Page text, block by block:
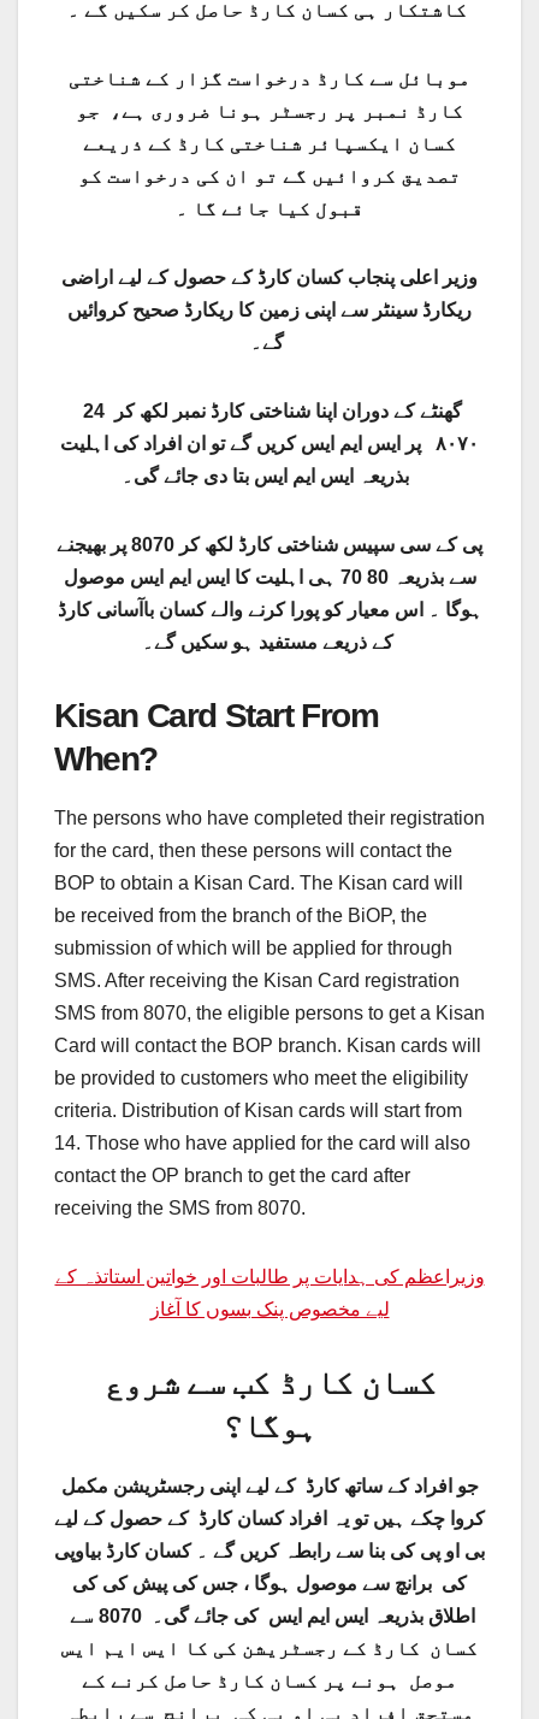
موبائل سے کارڈ درخواست گزار کے شناختی
کارڈ نمبر پر رجسٹر ہونا ضروری ہے، جو
کسان ایکسپائر شناختی کارڈ کے ذریعے
تصدیق کروائیں گے تو ان کی درخواست کو
قبول کیا جائے گا ۔
وزیر اعلی پنجاب کسان کارڈ کے حصول کے لیے اراضی
ریکارڈ سینٹر سے اپنی زمین کا ریکارڈ صحیح کروائیں
گے۔
24 گھنٹے کے دوران اپنا شناختی کارڈ نمبر لکھ کر
۸۰۷۰ پر ایس ایم ایس کریں گے تو ان افراد کی اہلیت
بذریعہ ایس ایم ایس بتا دی جائے گی۔
پی کے سی سپیس شناختی کارڈ لکھ کر 8070 پر بھیجنے
سے بذریعہ 80 70 ہی اہلیت کا ایس ایم ایس موصول
ہوگا ۔ اس معیار کو پورا کرنے والے کسان باآسانی کارڈ
کے ذریعے مستفید ہو سکیں گے۔
Kisan Card Start From
When?
The persons who have completed their registration
for the card, then these persons will contact the
BOP to obtain a Kisan Card. The Kisan card will
be received from the branch of the BiOP, the
submission of which will be applied for through
SMS. After receiving the Kisan Card registration
SMS from 8070, the eligible persons to get a Kisan
Card will contact the BOP branch. Kisan cards will
be provided to customers who meet the eligibility
criteria. Distribution of Kisan cards will start from
14. Those who have applied for the card will also
contact the OP branch to get the card after
receiving the SMS from 8070.
وزیراعظم کی ہدایات پر طالبات اور خواتین استاتذہ کے
لیے مخصوص پنک بسوں کا آغاز
کسان کارڈ کب سے شروع
ہوگا؟
جو افراد کے ساتھ کارڈ کے لیے اپنی رجسٹریشن مکمل
کروا چکے ہیں تو یہ افراد کسان کارڈ کے حصول کے لیے
بی او پی کی بنا سے رابطہ کریں گے ۔ کسان کارڈ بیاوپی
کی برانچ سے موصول ہوگا ، جس کی پیش کی کی
اطلاق بذریعہ ایس ایم ایس کی جائے گی۔ 8070 سے
کسان کارڈ کے رجسٹریشن کی کا ایس ایم ایس
موصل ہونے پر کسان کارڈ حاصل کرنے کے
مستحق افراد بی او پی کی برانچ سے رابطہ